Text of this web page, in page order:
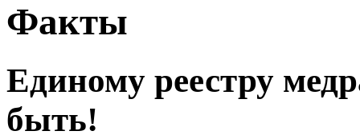
Факты
Единому реестру
быть!